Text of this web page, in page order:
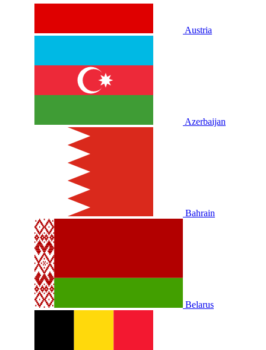
Austria
Azerbaijan
Bahrain
Belarus